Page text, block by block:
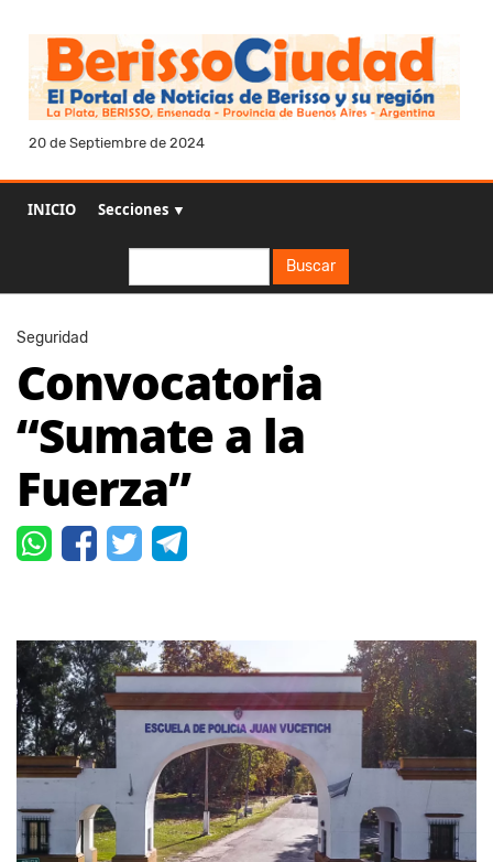
20 de Septiembre de 2024
INICIO Secciones ▼
Buscar
Seguridad
Convocatoria
“Sumate a la
Fuerza”